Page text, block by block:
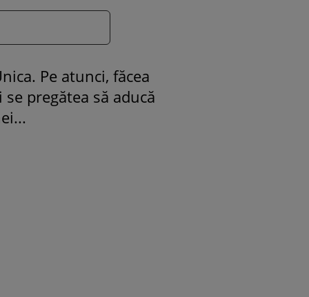
Pe atunci, făcea
pregătea să aducă